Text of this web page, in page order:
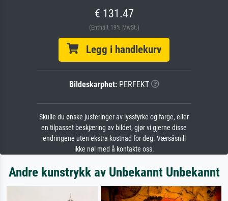
€ 131.47
(Enthält 19% MwSt.)
Legg i handlekurv
Bildeskarphet:PERFEKT
Skulle du ønske justeringer av lysstyrke og farge, eller
en tilpasset beskjæring av bildet, gjør vi gjerne disse
endringene uten ekstra kostnad for deg. Værsåsnill
ikke nøl med å kontakte oss.
Andre kunstrykk av Unbekannt Unbekannt